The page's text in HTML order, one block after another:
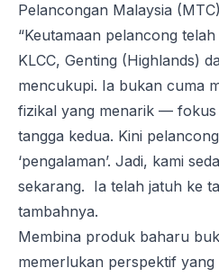
Pelancongan Malaysia
“Keutamaan pelancong telah
KLCC, Genting (Highlands)
mencukupi. Ia bukan cuma
fizikal yang menarik — fokus
tangga kedua. Kini
‘pengalaman’. Jadi, kami
sekarang. Ia telah jatuh ke
tambahnya.
Membina produk baharu
memerlukan perspektif yang